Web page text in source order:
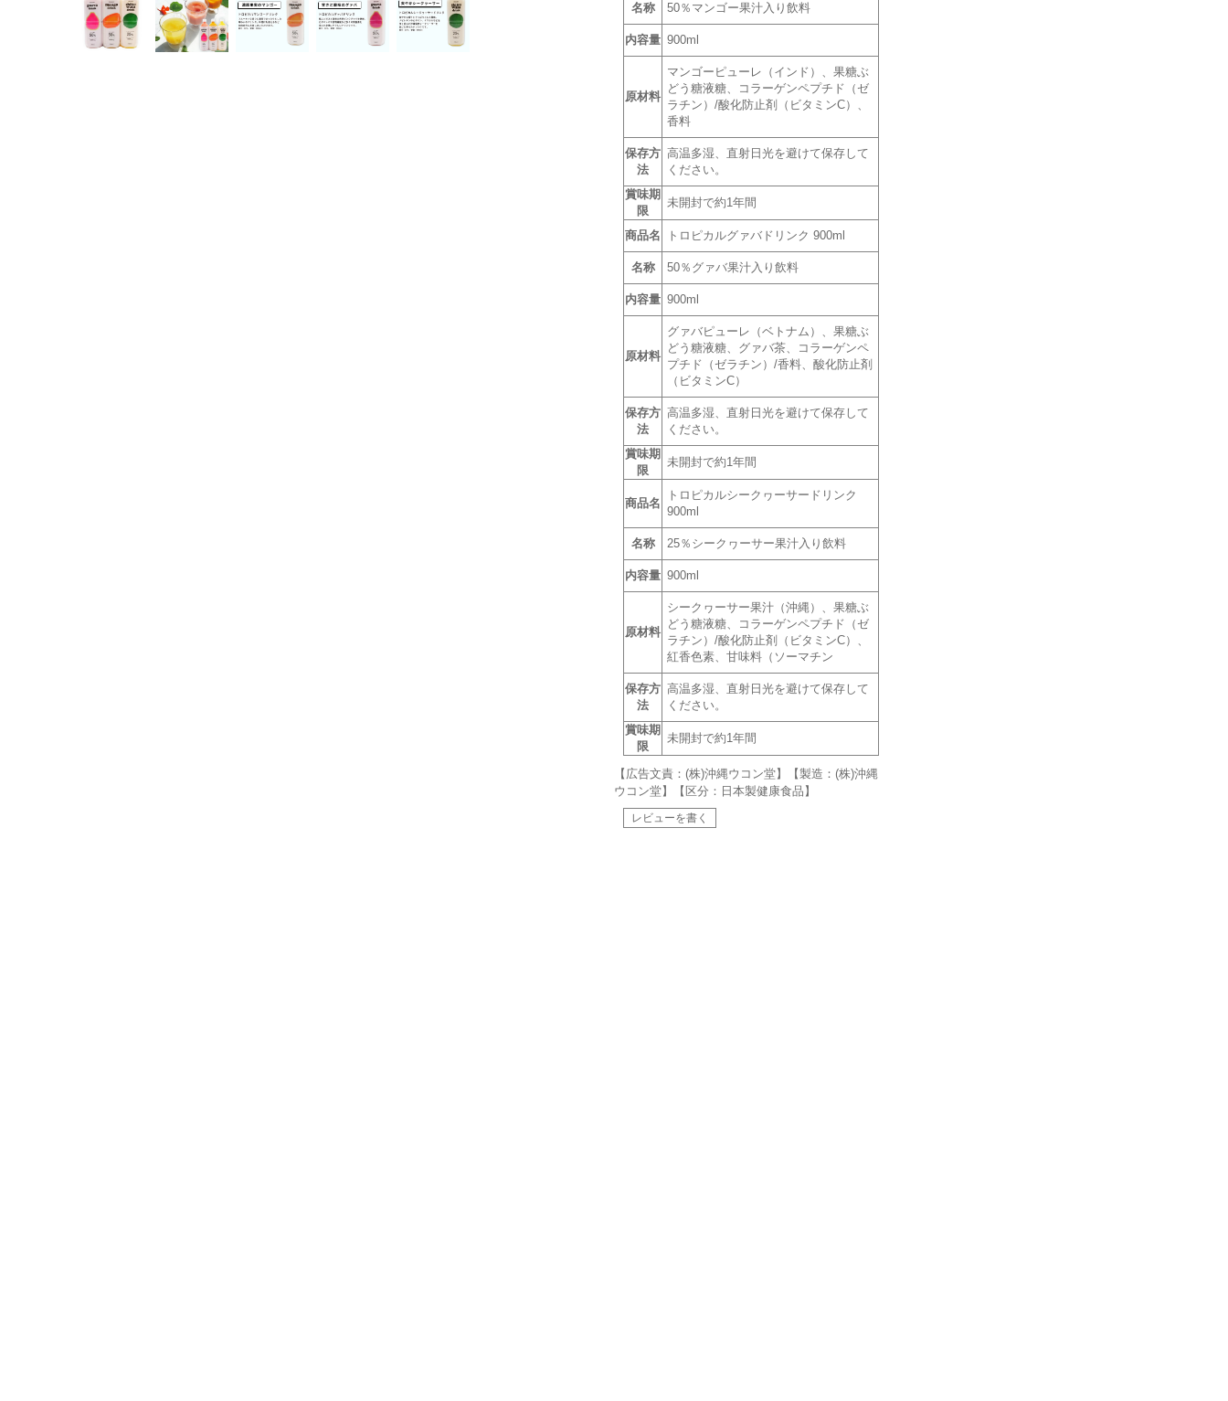
名称 50％マンゴー果汁入り飲料
内容量 900ml
原材料
マンゴーピューレ（インド）、果糖ぶ
どう糖液糖、コラーゲンペプチド（ゼ
ラチン）/酸化防止剤（ビタミンC）、
香料
保存方
法
高温多湿、直射日光を避けて保存して
ください。
賞味期
限
未開封で約1年間
商品名 トロピカルグァバドリンク 900ml
名称 50％グァバ果汁入り飲料
内容量 900ml
原材料
グァバピューレ（ベトナム）、果糖ぶ
どう糖液糖、グァバ茶、コラーゲンペ
プチド（ゼラチン）/香料、酸化防止剤
（ビタミンC）
保存方
法
高温多湿、直射日光を避けて保存して
ください。
賞味期
限
未開封で約1年間
商品名
トロピカルシークヮーサードリンク
900ml
名称 25％シークヮーサー果汁入り飲料
内容量 900ml
原材料
シークヮーサー果汁（沖縄）、果糖ぶ
どう糖液糖、コラーゲンペプチド（ゼ
ラチン）/酸化防止剤（ビタミンC）、
紅香色素、甘味料（ソーマチン
保存方
法
高温多湿、直射日光を避けて保存して
ください。
賞味期
限
未開封で約1年間
【広告文責：(株)沖縄ウコン堂】【製造：(株)沖縄
ウコン堂】【区分：日本製健康食品】
レビューを書く